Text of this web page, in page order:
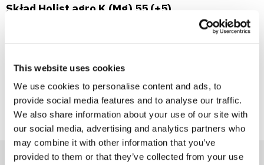
This website uses cookies
We use cookies to personalise content and ads, to
provide social media features and to analyse our traffic.
We also share information about your use of our site with
our social media, advertising and analytics partners who
may combine it with other information that you’ve
provided to them or that they’ve collected from your use
Skład Holist agro K (Mg) 55 (+5)
O) rozpuszczalny w wodzie
5% tlenek magnezu (MgO) całkowity
Pakowanie i transport Holist agro K (Mg) 55 (+5)
Holist agro K (Mg) 55 (+5) jest pakowany:
w elastyczne kontenery po 500 kg±1% , tzw. big-
bagi.